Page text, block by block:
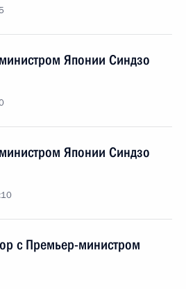
Японии Синдзо
Японии Синдзо
с Премьер-министром